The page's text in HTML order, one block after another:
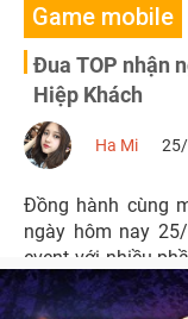
Game mobile
Đua TOP nhận
Hiệp Khách
Ha Mi
Đồng hành cùng
ngày hôm nay
event với nhiều
ngày càng sôi